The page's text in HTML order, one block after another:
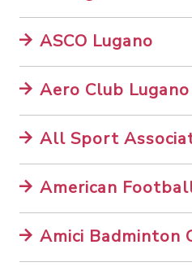
ASCO Lugano
Aero Club Lugano
All Sport
American
Amici Badminton